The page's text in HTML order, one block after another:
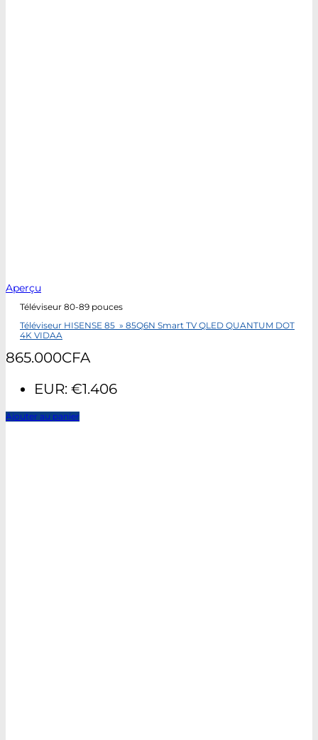
Aperçu
Téléviseur 80-89 pouces
Téléviseur HISENSE 85 » 85Q6N Smart TV QLED QUANTUM DOT
4K VIDAA
865.000CFA
EUR: €1.406
Ajouter au panier